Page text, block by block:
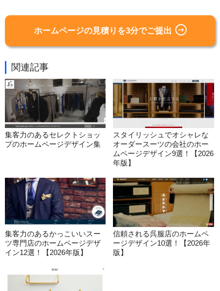
ホームページの見積りを3分でご提出
関連記事
集客力のあるセレクトショッ
プのホームページデザイン集
スタイリッシュでオシャレな
オーダースーツの会社のホー
ムページデザイン9選！【2026
年版】
集客力のあるかっこいいスー
ツ専門店のホームページデザ
イン12選！【2026年版】
信頼される呉服店のホームペ
ージデザイン10選！【2026年
版】